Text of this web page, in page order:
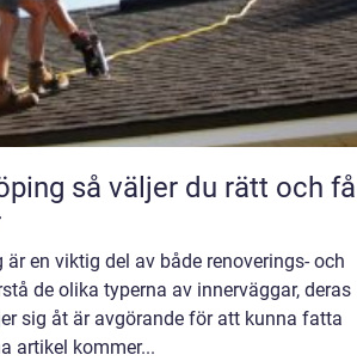
och får
en viktig del av både renoverings- och
de olika typerna av innerväggar, deras
sig åt är avgörande för att kunna fatta
artikel kommer...